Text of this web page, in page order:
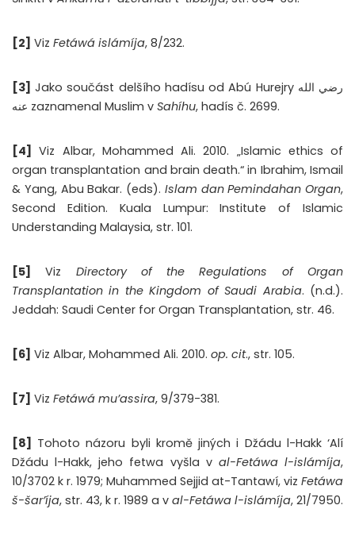
[2] Viz Fetáwá islámíja, 8/232.
[3] Jako součást delšího hadísu od Abú Hurejry رضي الله
عنه zaznamenal Muslim v Sahíhu, hadís č. 2699.
[4]
Viz Albar, Mohammed Ali. 2010. „Islamic ethics of
organ transplantation and brain death.“ in Ibrahim, Ismail
& Yang, Abu Bakar. (eds). Islam dan Pemindahan Organ,
Second Edition. Kuala Lumpur: Institute of Islamic
Understanding Malaysia, str. 101.
[5] Viz Directory of the Regulations of Organ
Transplantation in the Kingdom of Saudi Arabia. (n.d.).
Jeddah: Saudi Center for Organ Transplantation, str. 46.
[6] Viz Albar, Mohammed Ali. 2010. op. cit., str. 105.
[7] Viz Fetáwá mu’assira, 9/379-381.
[8] Tohoto názoru byli kromě jiných i Džádu l-Hakk ‘Alí
Džádu l-Hakk, jeho fetwa vyšla val-Fetáwa l-islámíja,
10/3702 k r. 1979; Muhammed Sejjid at-Tantawí, viz Fetáwa
š-šar’íja, str. 43, k r. 1989 a v al-Fetáwa l-islámíja, 21/7950.